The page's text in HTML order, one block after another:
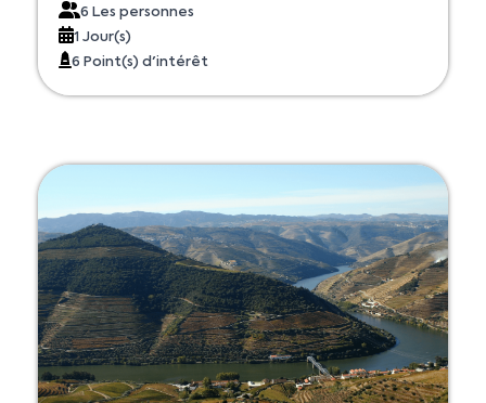
6 Les personnes
1 Jour(s)
6 Point(s) d'intérêt